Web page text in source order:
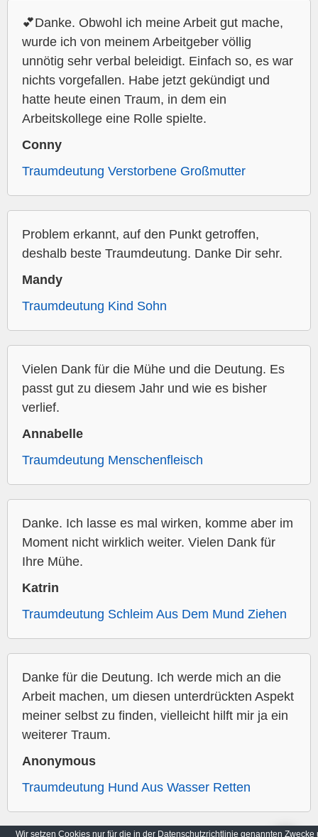
💕Danke. Obwohl ich meine Arbeit gut mache,
wurde ich von meinem Arbeitgeber völlig
unnötig sehr verbal beleidigt. Einfach so, es war
nichts vorgefallen. Habe jetzt gekündigt und
hatte heute einen Traum, in dem ein
Arbeitskollege eine Rolle spielte.
Conny
Traumdeutung Verstorbene Großmutter
Problem erkannt, auf den Punkt getroffen,
deshalb beste Traumdeutung. Danke Dir sehr.
Mandy
Traumdeutung Kind Sohn
Vielen Dank für die Mühe und die Deutung. Es
passt gut zu diesem Jahr und wie es bisher
verlief.
Annabelle
Traumdeutung Menschenfleisch
Danke. Ich lasse es mal wirken, komme aber im
Moment nicht wirklich weiter. Vielen Dank für
Ihre Mühe.
Katrin
Traumdeutung Schleim Aus Dem Mund Ziehen
Danke für die Deutung. Ich werde mich an die
Arbeit machen, um diesen unterdrückten Aspekt
meiner selbst zu finden, vielleicht hilft mir ja ein
weiterer Traum.
Anonymous
Traumdeutung Hund Aus Wasser Retten
Wir setzen Cookies nur für die in der Datenschutzrichtlinie genannten Zwecke